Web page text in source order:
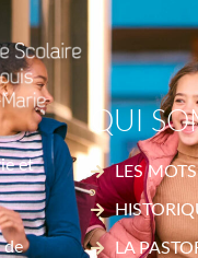
et
de
QUI
LES
LA